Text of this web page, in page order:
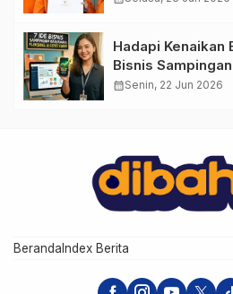
Hadapi Kenaikan
Bisnis
yang Waktunya
calendar_monthSenin, 22 Jun 2026
BerandaIndex Berita